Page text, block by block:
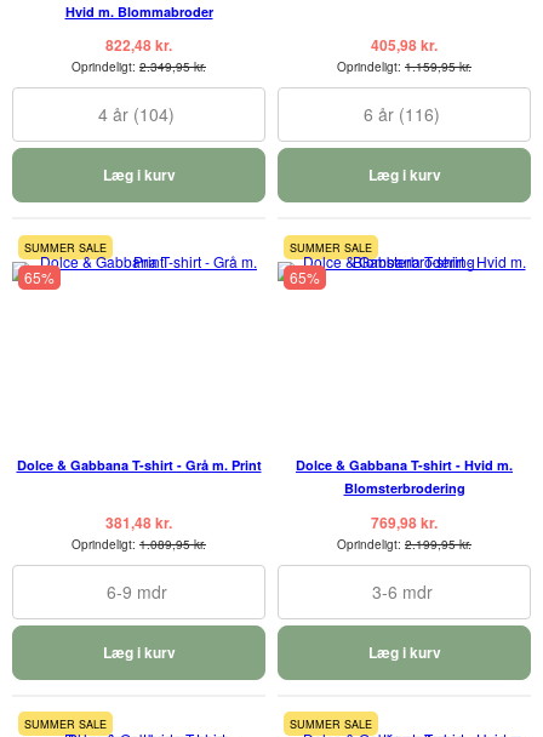
Hvid m. Blommabroder
822,48 kr.
Oprindeligt: 2.349,95 kr.
4 år (104)
Læg i kurv
405,98 kr.
Oprindeligt: 1.159,95 kr.
6 år (116)
Læg i kurv
SUMMER SALE
65%
Dolce & Gabbana T-shirt - Grå m. Print
381,48 kr.
Oprindeligt: 1.089,95 kr.
6-9 mdr
Læg i kurv
SUMMER SALE
65%
Dolce & Gabbana T-shirt - Hvid m.
Blomsterbrodering
769,98 kr.
Oprindeligt: 2.199,95 kr.
3-6 mdr
Læg i kurv
SUMMER SALE SUMMER SALE